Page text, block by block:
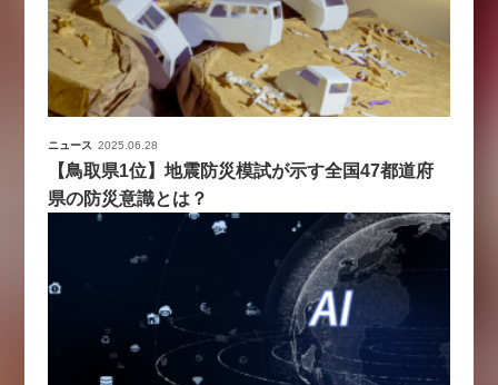
ニュース 2025.06.28
【鳥取県1位】地震防災模試が示す全国47都道府
県の防災意識とは？